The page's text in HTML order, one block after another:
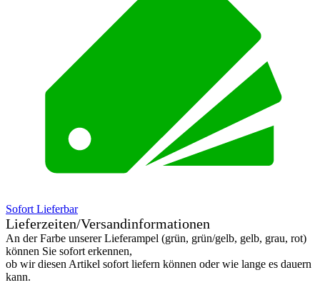
Sofort Lieferbar
Lieferzeiten/Versandinformationen
An der Farbe unserer Lieferampel (grün, grün/gelb, gelb, grau, rot)
können Sie sofort erkennen,
ob wir diesen Artikel sofort liefern können oder wie lange es dauern
kann.